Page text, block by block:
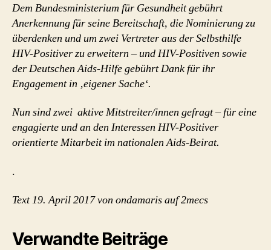
Dem Bundesministerium für Gesundheit gebührt
Anerkennung für seine Bereitschaft, die Nominierung zu
überdenken und um zwei Vertreter aus der Selbsthilfe
HIV-Positiver zu erweitern – und HIV-Positiven sowie
der Deutschen Aids-Hilfe gebührt Dank für ihr
Engagement in ‚eigener Sache‘.
Nun sind zwei aktive Mitstreiter/innen gefragt – für eine
engagierte und an den Interessen HIV-Positiver
orientierte Mitarbeit im nationalen Aids-Beirat.
.
Text 19. April 2017 von ondamaris auf 2mecs
Verwandte Beiträge